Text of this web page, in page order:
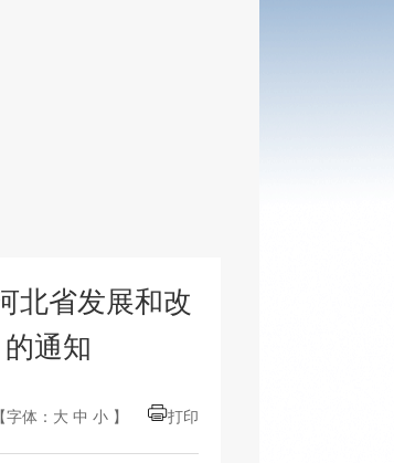
北省发展和改
通知
【字体： 大 中 小 】 打印